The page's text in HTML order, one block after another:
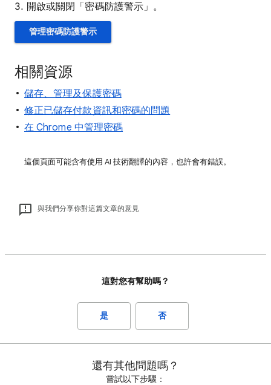
開啟或關閉「密碼防護警示」 。
管理密碼防護警示
相關資源
儲存、管理及保護密碼
修正已儲存付款資訊和密碼的問題
在 Chrome 中管理密碼
這個頁面可能含有使用 AI 技術翻譯的內容，也許會有錯誤。
與我們分享你對這篇文章的意見
這對您有幫助嗎？
是 否
還有其他問題嗎？
嘗試以下步驟：